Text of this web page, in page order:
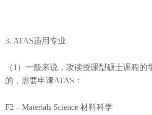
3. ATAS适用专业
（1） 一般来说，攻读授课型硕士课程的
的，需要申请ATAS：
F2 – Materials Science 材料科学